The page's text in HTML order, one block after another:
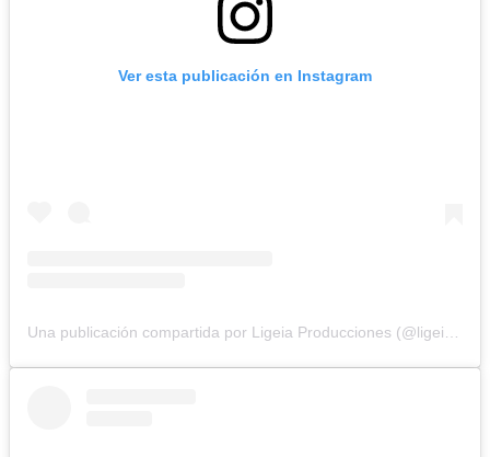
Ver esta publicación en Instagram